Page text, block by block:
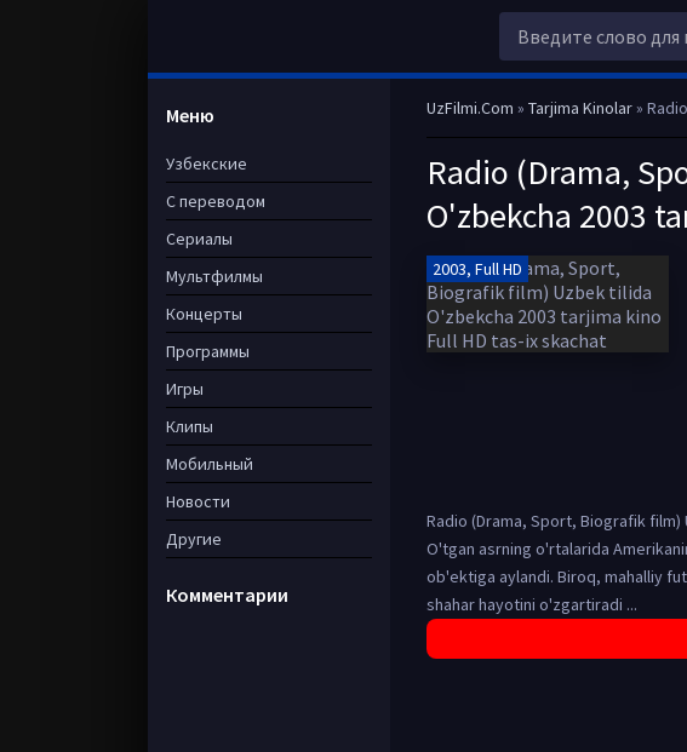
UzFilmi.Com » Tarjima Kinolar» Radio
Radio (Drama,
O'zbekcha 2003
2003, Full HD
Radio (Drama, Sport, Biografik
O'tgan asrning o'rtalarida
ob'ektiga aylandi. Biroq, mahalliy
shahar hayotini o'zgartiradi ...
Меню
Узбекские
С переводом
Сериалы
Мультфилмы
Концерты
Программы
Игры
Клипы
Мобильный
Новости
Другие
Комментарии